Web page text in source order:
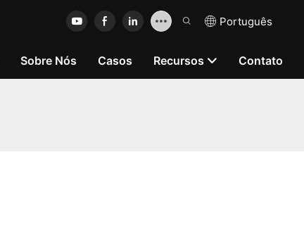
Português
Sobre Nós Casos Recursos Contato